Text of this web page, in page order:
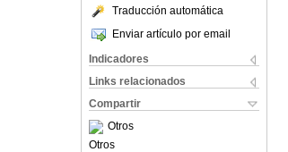
Traducción automática
Enviar artículo por email
Indicadores
Links relacionados
Compartir
Otros
Otros